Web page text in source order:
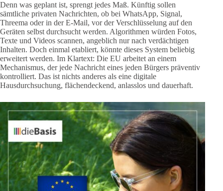
Denn was geplant ist, sprengt jedes Maß. Künftig sollen
sämtliche privaten Nachrichten, ob bei WhatsApp, Signal,
Threema oder in der E-Mail, vor der Verschlüsselung auf den
Geräten selbst durchsucht werden. Algorithmen würden Fotos,
Texte und Videos scannen, angeblich nur nach verdächtigen
Inhalten. Doch einmal etabliert, könnte dieses System beliebig
erweitert werden. Im Klartext: Die EU arbeitet an einem
Mechanismus, der jede Nachricht eines jeden Bürgers präventiv
kontrolliert. Das ist nichts anderes als eine digitale
Hausdurchsuchung, flächendeckend, anlasslos und dauerhaft.